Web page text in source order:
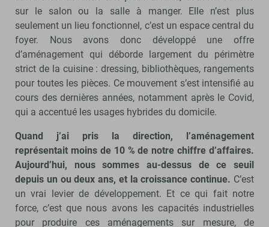
sur le salon ou la salle à manger. Elle n’est plus
seulement un lieu fonctionnel, c’est un espace central du
foyer. Nous avons donc développé une offre
d’aménagement qui déborde largement du périmètre
strict de la cuisine : dressing, bibliothèques, rangements
pour toutes les pièces. Ce mouvement s’est intensifié au
cours des dernières années, notamment après le Covid,
qui a accentué les usages hybrides du domicile.
Quand j’ai pris la direction, l’aménagement
représentait moins de 10 % de notre chiffre d’affaires.
Aujourd’hui, nous sommes au-dessus de ce seuil
depuis un ou deux ans, et la croissance continue. C’est
un vrai levier de développement. Et ce qui fait notre
force, c’est que nous avons les capacités industrielles
pour produire ces aménagements sur mesure, de